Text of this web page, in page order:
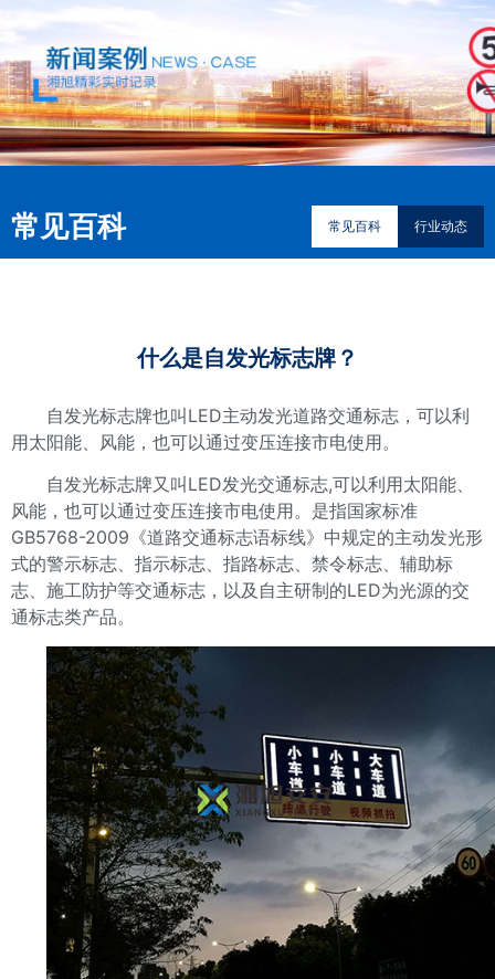
常见百科 常见百科 行业动态
什么是自发光标志牌？
自发光标志牌也叫LED主动发光道路交通标志，可以利
用太阳能、风能，也可以通过变压连接市电使用。
自发光标志牌又叫LED发光交通标志,可以利用太阳能、
风能，也可以通过变压连接市电使用。是指国家标准
GB5768-2009《道路交通标志语标线》中规定的主动发光形
式的警示标志、指示标志、指路标志、禁令标志、辅助标
志、施工防护等交通标志，以及自主研制的LED为光源的交
通标志类产品。